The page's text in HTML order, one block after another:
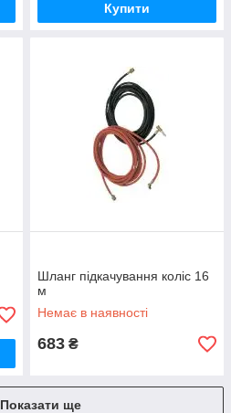
Купити
Шланг підкачування коліс 16
м
Немає в наявності
683 ₴
Показати ще